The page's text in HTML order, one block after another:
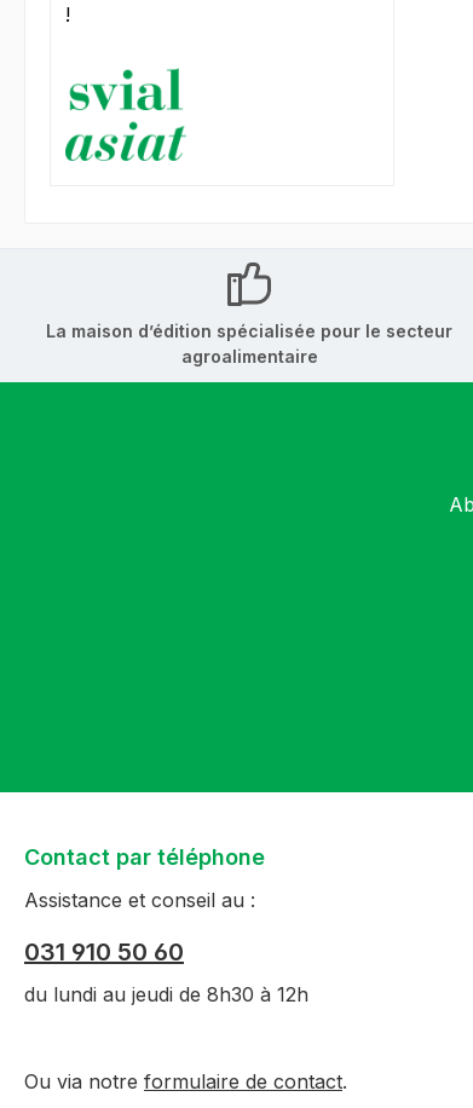
!
La maison d’édition spécialisée pour le secteur
agroalimentaire
Contact par téléphone
Assistance et conseil au :
031 910 50 60
du lundi au jeudi de 8h30 à 12h
Ou via notre formulaire de contact.